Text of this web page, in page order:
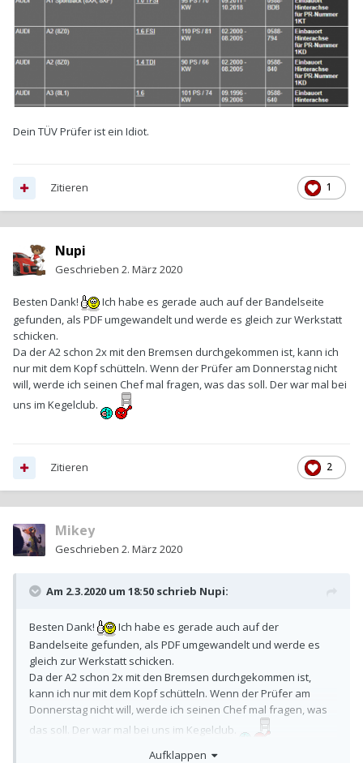
Dein TÜV Prüfer ist ein Idiot.
1
Zitieren
Nupi
Geschrieben 2. März 2020
Besten Dank!
Ich habe es gerade auch auf der Bandelseite
gefunden, als PDF umgewandelt und werde es gleich zur Werkstatt
schicken.
Da der A2 schon 2x mit den Bremsen durchgekommen ist, kann ich
nur mit dem Kopf schütteln. Wenn der Prüfer am Donnerstag nicht
will, werde ich seinen Chef mal fragen, was das soll. Der war mal bei
uns im Kegelclub.
2
Zitieren
Mikey
Geschrieben 2. März 2020
Am 2.3.2020 um 18:50 schrieb Nupi:
Besten Dank!
Ich habe es gerade auch auf der
Bandelseite gefunden, als PDF umgewandelt und werde es
gleich zur Werkstatt schicken.
Da der A2 schon 2x mit den Bremsen durchgekommen ist,
kann ich nur mit dem Kopf schütteln. Wenn der Prüfer am
Donnerstag nicht will, werde ich seinen Chef mal fragen, was
das soll. Der war mal bei uns im Kegelclub.
Aufklappen